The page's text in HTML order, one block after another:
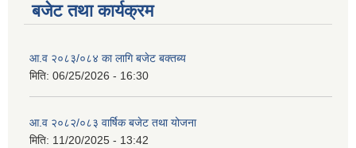
बजेट तथा कार्यक्रम
आ.व २०८३/०८४ का लागि बजेट बक्तब्य
मिति: 06/25/2026 - 16:30
आ.व २०८२/०८३ वार्षिक बजेट तथा योजना
मिति: 11/20/2025 - 13:42